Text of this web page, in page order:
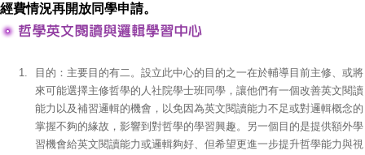
經費情況再開放同學申請。
1.
目的：主要目的有二。設立此中心的目的之一在於輔導目前主修、或將
來可能選擇主修哲學的人社院學士班同學，讓他們有一個改善英文閱讀
能力以及補習邏輯的機會，以免因為英文閱讀能力不足或對邏輯概念的
掌握不夠的緣故，影響到對哲學的學習興趣。另一個目的是提供額外學
習機會給英文閱讀能力或邏輯夠好、但希望更進一步提升哲學能力與視